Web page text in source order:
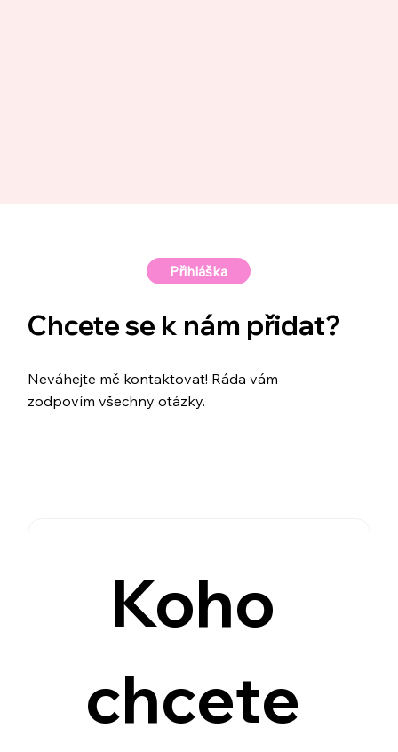
Přihláška
Chcete se k nám přidat?
Neváhejte mě kontaktovat! Ráda vám
zodpovím všechny otázky.
Koho
chcete